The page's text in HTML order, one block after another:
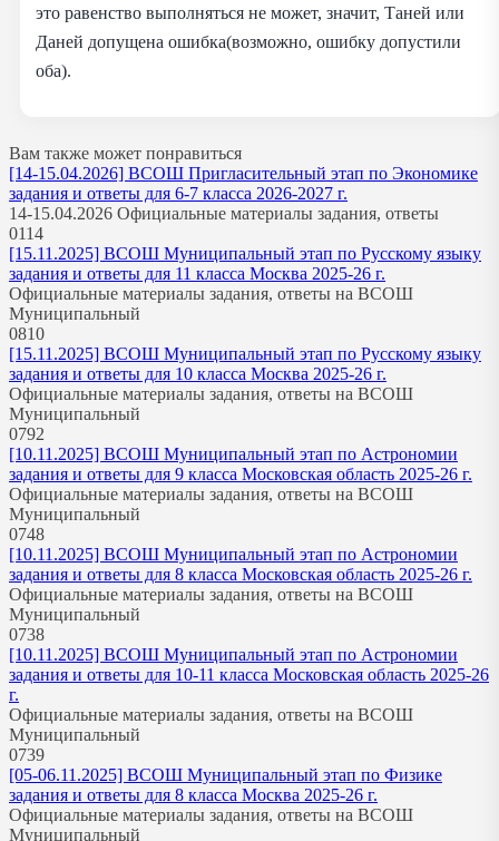
это равенство выполняться не может, значит, Таней или
Даней допущена ошибка(возможно, ошибку допустили
оба).
Вам также может понравиться
[14-15.04.2026] ВСОШ Пригласительный этап по Экономике
задания и ответы для 6-7 класса 2026-2027 г.
14-15.04.2026 Официальные материалы задания, ответы
0114
[15.11.2025] ВСОШ Муниципальный этап по Русскому языку
задания и ответы для 11 класса Москва 2025-26 г.
Официальные материалы задания, ответы на ВСОШ
Муниципальный
0810
[15.11.2025] ВСОШ Муниципальный этап по Русскому языку
задания и ответы для 10 класса Москва 2025-26 г.
Официальные материалы задания, ответы на ВСОШ
Муниципальный
0792
[10.11.2025] ВСОШ Муниципальный этап по Астрономии
задания и ответы для 9 класса Московская область 2025-26 г.
Официальные материалы задания, ответы на ВСОШ
Муниципальный
0748
[10.11.2025] ВСОШ Муниципальный этап по Астрономии
задания и ответы для 8 класса Московская область 2025-26 г.
Официальные материалы задания, ответы на ВСОШ
Муниципальный
0738
[10.11.2025] ВСОШ Муниципальный этап по Астрономии
задания и ответы для 10-11 класса Московская область 2025-26
г.
Официальные материалы задания, ответы на ВСОШ
Муниципальный
0739
[05-06.11.2025] ВСОШ Муниципальный этап по Физике
задания и ответы для 8 класса Москва 2025-26 г.
Официальные материалы задания, ответы на ВСОШ
Муниципальный